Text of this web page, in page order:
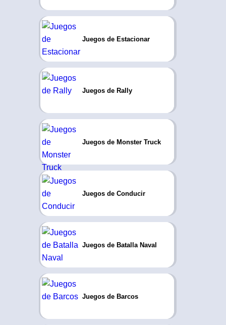
Juegos de Estacionar
Juegos de Rally
Juegos de Monster Truck
Juegos de Conducir
Juegos de Batalla Naval
Juegos de Barcos